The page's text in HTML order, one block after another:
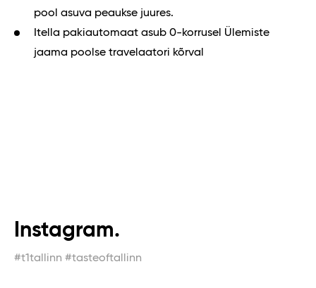
pool asuva peaukse juures.
Itella pakiautomaat asub 0-korrusel Ülemiste
jaama poolse travelaatori kõrval
Instagram.
#t1tallinn #tasteoftallinn